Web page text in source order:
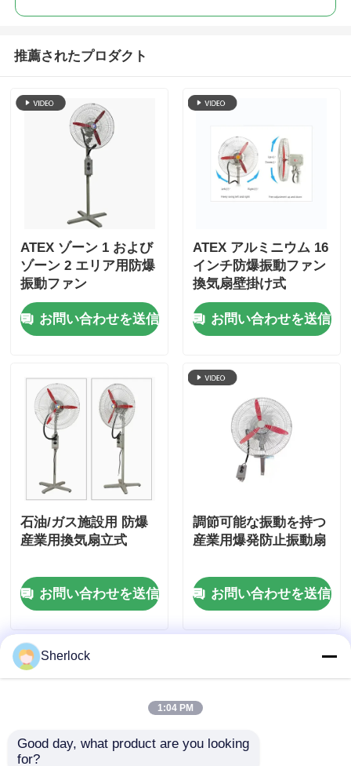
推薦されたプロダクト
ATEX ゾーン 1 および
ゾーン 2 エリア用防爆
振動ファン
お問い合わせを送信
ATEX アルミニウム 16
インチ防爆振動ファン
換気扇壁掛け式
お問い合わせを送信
石油/ガス施設用 防爆
産業用換気扇立式
お問い合わせを送信
調節可能な振動を持つ
産業用爆発防止振動扇
お問い合わせを送信
Sherlock
1:04 PM
Good day, what product are you looking
for?